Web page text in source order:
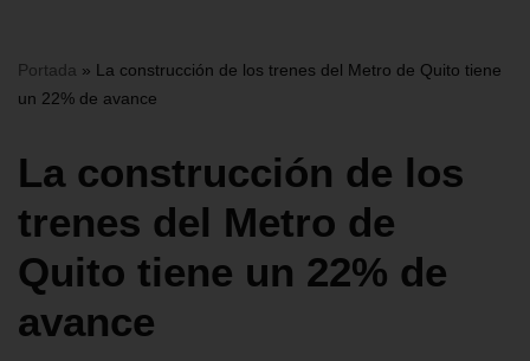
Portada » La construcción de los trenes del Metro de Quito tiene
un 22% de avance
La construcción de los
trenes del Metro de
Quito tiene un 22% de
avance